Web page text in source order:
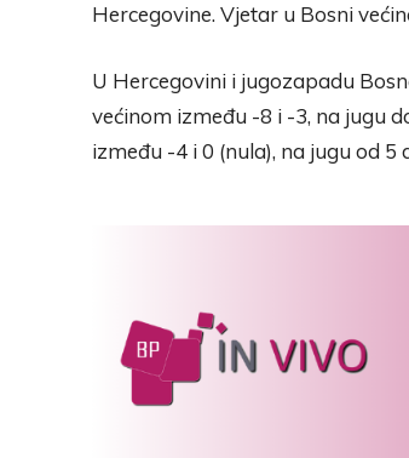
Hercegovine. Vjetar u Bosni
U Hercegovini i jugozapadu
većinom između -8 i -3, na jugu
između -4 i 0 (nula), na jugu od 5